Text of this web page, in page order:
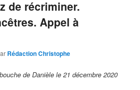
de récriminer.
Appel à
Rédaction Christophe
de Danièle le 21 décembre 2020